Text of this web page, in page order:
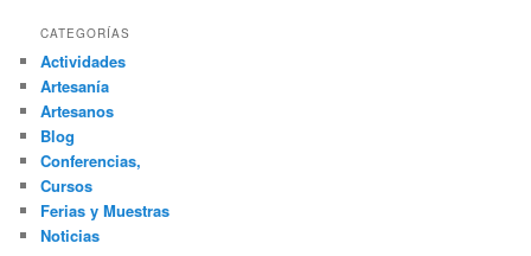
CATEGORÍAS
Actividades
Artesanía
Artesanos
Blog
Conferencias,
Cursos
Ferias y Muestras
Noticias